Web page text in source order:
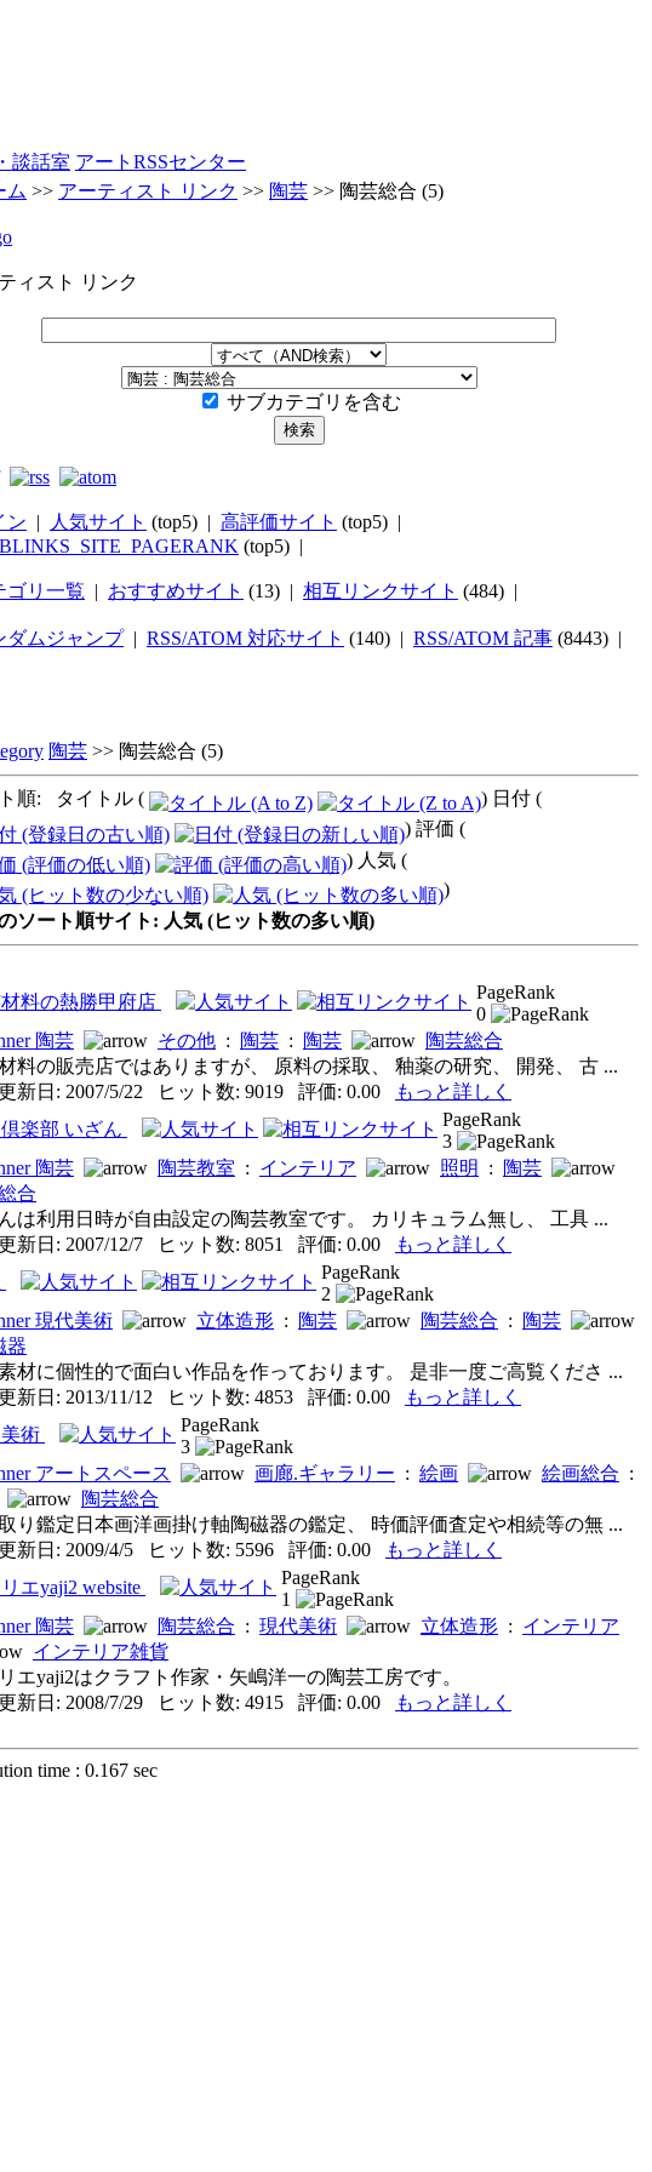
談話室 アートRSSセンター
ム >> アーティスト リンク >> 陶芸 >> 陶芸総合 (5)
ィスト リンク
サブカテゴリを含む
ン | 人気サイト (top5) | 高評価サイト (top5) |
(top5) |
ゴリ一覧 | おすすめサイト (13) | 相互リンクサイト (484) |
ダムジャンプ| RSS/ATOM 対応サイト (140) | RSS/ATOM 記事 (8443) |
陶芸 >> 陶芸総合 (5)
順: タイトル (
) 日付 (
) 評価 (
) 人気 (
)
ソート順サイト: 人気 (ヒット数の多い順)
料の熱勝甲府店
PageRank
0
陶芸
その他 : 陶芸 : 陶芸
陶芸総合
料の販売店ではありますが、 原料の採取、 釉薬の研究、 開発、 古 ...
新日: 2007/5/22 ヒット数: 9019 評価: 0.00
もっと詳しく
楽部 いざん
PageRank
3
陶芸
陶芸教室 : インテリア 照明 :
陶芸
合
は利用日時が自由設定の陶芸教室です。 カリキュラム無し、 工具 ...
新日: 2007/12/7 ヒット数: 8051 評価: 0.00
もっと詳しく
PageRank
2
現代美術
立体造形 : 陶芸 陶芸総合 :
陶芸
器
材に個性的で面白い作品を作っております。 是非一度ご高覧くださ ...
新日: 2013/11/12 ヒット数: 4853 評価: 0.00
もっと詳しく
術
PageRank
3
アートスペース
画廊.ギャラリー : 絵画 絵画総合 :
陶芸総合
り鑑定日本画洋画掛け軸陶磁器の鑑定、 時価評価査定や相続等の無 ...
新日: 2009/4/5 ヒット数: 5596 評価: 0.00
もっと詳しく
エyaji2 website
PageRank
1
陶芸
陶芸総合 : 現代美術 立体造形 : インテリア
インテリア雑貨
エyaji2はクラフト作家・矢嶋洋一の陶芸工房です。
新日: 2008/7/29 ヒット数: 4915 評価: 0.00
もっと詳しく
time : 0.167 sec